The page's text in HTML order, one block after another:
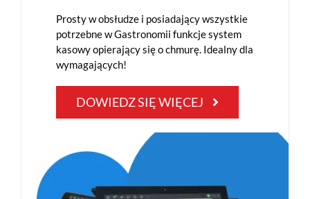
Prosty w obsłudze i posiadający wszystkie
potrzebne w Gastronomii funkcje system
kasowy opierający się o chmurę. Idealny dla
wymagających!
DOWIEDZ SIĘ WIĘCEJ